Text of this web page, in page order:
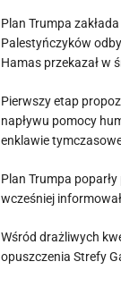
Plan Trumpa
Palestyńczyków
Hamas przekazał w
Pierwszy etap
napływu pomocy
enklawie
Plan Trumpa
wcześniej
Wśród drażliwych
opuszczenia Strefy